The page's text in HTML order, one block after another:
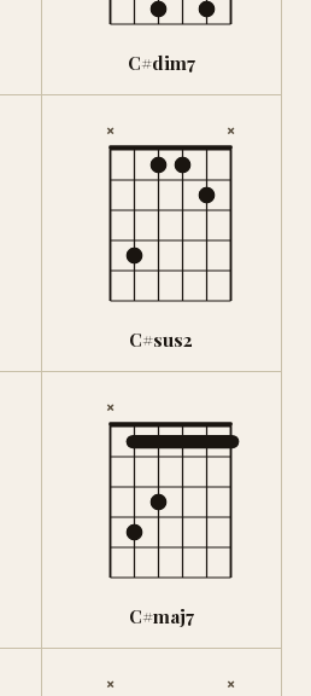
C#dim7
× ×
C#sus2
×
C#maj7
× ×